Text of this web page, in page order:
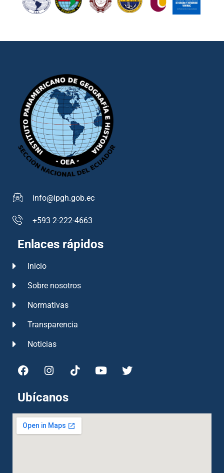
info@ipgh.gob.ec
+593 2-222-4663
Enlaces rápidos
Inicio
Sobre nosotros
Normativas
Transparencia
Noticias
Ubícanos